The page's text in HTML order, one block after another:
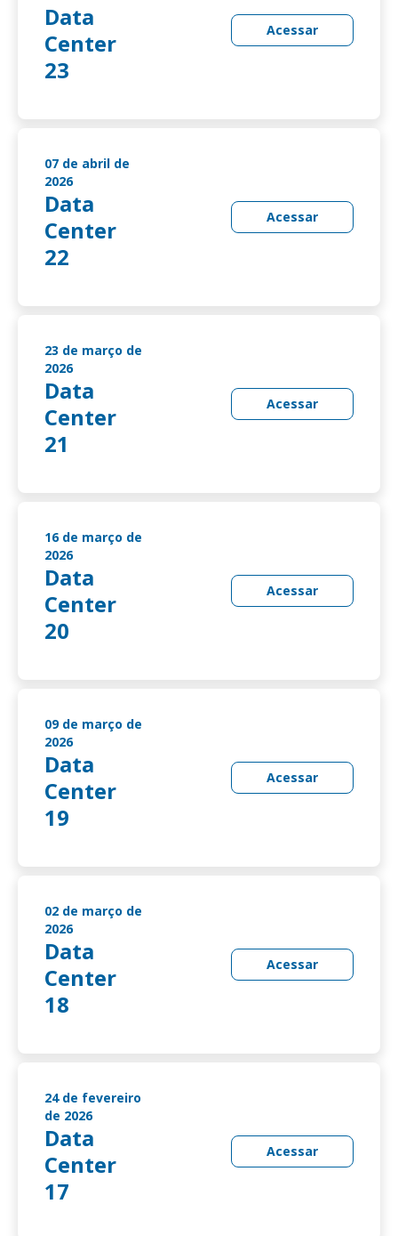
Data
Center
23
Acessar
07 de abril de
2026
Data
Center
22
Acessar
23 de março de
2026
Data
Center
21
Acessar
16 de março de
2026
Data
Center
20
Acessar
09 de março de
2026
Data
Center
19
Acessar
02 de março de
2026
Data
Center
18
Acessar
24 de fevereiro
de 2026
Data
Center
17
Acessar